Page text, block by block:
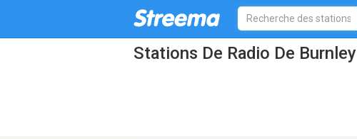
Stations De Radio De Burnley